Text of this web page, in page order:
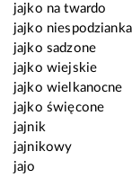
jajko na twardo
jajko niespodzianka
jajko sadzone
jajko wiejskie
jajko wielkanocne
jajko święcone
jajnik
jajnikowy
jajo